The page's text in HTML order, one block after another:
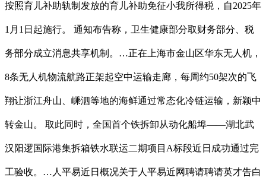
按照育儿补助轨制发放的育儿补助免征小我所得税，自2025年
1月1日起施行。 通知布告称，卫生健康部分取财务部分、税
务部分成立消息共享机制。…正在上海市金山区华东无人机，
8条无人机物流航路正架起空中运输走廊，每周约50架次的飞
翔让浙江舟山、嵊泗等地的海鲜通过常态化冷链运输，新颖中
转金山。 取此同时，全国首个铁拆卸从动化船埠——湖北武
汉阳逻国际港集拆箱铁水联运二期项目A标段近日成功通过完
工验收。…人平易近日概况关于人平易近网聘请聘请英才告白